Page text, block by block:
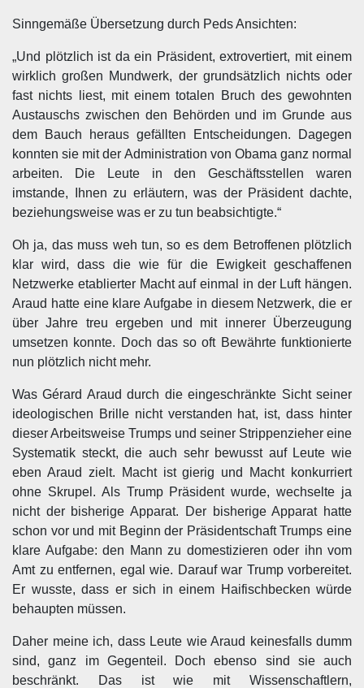
Sinngemäße Übersetzung durch Peds Ansichten:
„Und plötzlich ist da ein Präsident, extrovertiert, mit einem
wirklich großen Mundwerk, der grundsätzlich nichts oder
fast nichts liest, mit einem totalen Bruch des gewohnten
Austauschs zwischen den Behörden und im Grunde aus
dem Bauch heraus gefällten Entscheidungen. Dagegen
konnten sie mit der Administration von Obama ganz normal
arbeiten. Die Leute in den Geschäftsstellen waren
imstande, Ihnen zu erläutern, was der Präsident dachte,
beziehungsweise was er zu tun beabsichtigte.“
Oh ja, das muss weh tun, so es dem Betroffenen plötzlich
klar wird, dass die wie für die Ewigkeit geschaffenen
Netzwerke etablierter Macht auf einmal in der Luft hängen.
Araud hatte eine klare Aufgabe in diesem Netzwerk, die er
über Jahre treu ergeben und mit innerer Überzeugung
umsetzen konnte. Doch das so oft Bewährte funktionierte
nun plötzlich nicht mehr.
Was Gérard Araud durch die eingeschränkte Sicht seiner
ideologischen Brille nicht verstanden hat, ist, dass hinter
dieser Arbeitsweise Trumps und seiner Strippenzieher eine
Systematik steckt, die auch sehr bewusst auf Leute wie
eben Araud zielt. Macht ist gierig und Macht konkurriert
ohne Skrupel. Als Trump Präsident wurde, wechselte ja
nicht der bisherige Apparat. Der bisherige Apparat hatte
schon vor und mit Beginn der Präsidentschaft Trumps eine
klare Aufgabe: den Mann zu domestizieren oder ihn vom
Amt zu entfernen, egal wie. Darauf war Trump vorbereitet.
Er wusste, dass er sich in einem Haifischbecken würde
behaupten müssen.
Daher meine ich, dass Leute wie Araud keinesfalls dumm
sind, ganz im Gegenteil. Doch ebenso sind sie auch
beschränkt. Das ist wie mit Wissenschaftlern,